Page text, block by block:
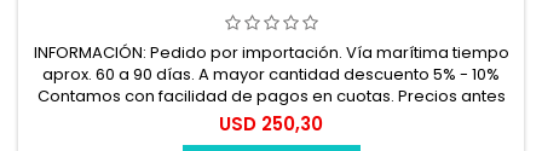
INFORMACIÓN: Pedido por importación. Vía marítima tiempo
aprox. 60 a 90 días. A mayor cantidad descuento 5% - 10%
Contamos con facilidad de pagos en cuotas. Precios antes
del impuesto. 100% seguro.
Precio
USD 250,30